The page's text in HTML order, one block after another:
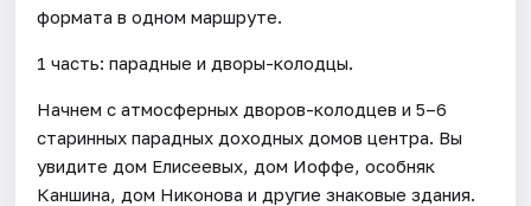
формата в одном маршруте.
1 часть: парадные и дворы-колодцы.
Начнем с атмосферных дворов-колодцев и 5–6
старинных парадных доходных домов центра. Вы
увидите дом Елисеевых, дом Иоффе, особняк
Каншина, дом Никонова и другие знаковые здания.